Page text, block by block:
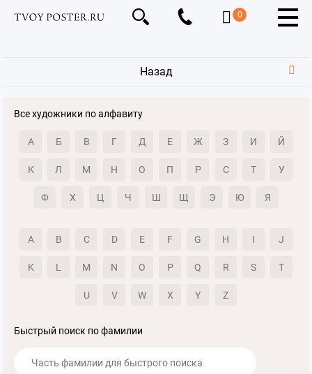
0
Назад
Все художники по алфавиту
А Б В Г Д Е Ж З И Й
К Л М Н О П Р С Т У
Ф Х Ц Ч Ш Щ Э Ю Я
A B C D E F G H I J
K L M N O P Q R S T
U V W X Y Z
Быстрый поиск по фамилии